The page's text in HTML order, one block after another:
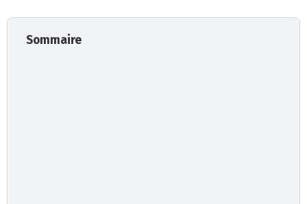
Sommaire